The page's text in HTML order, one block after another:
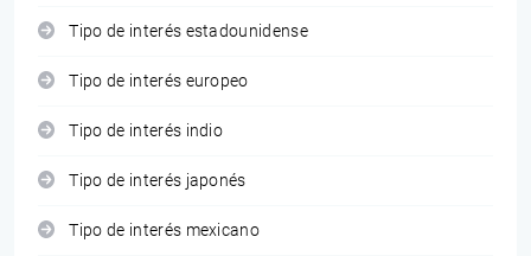
Tipo de interés estadounidense
Tipo de interés europeo
Tipo de interés indio
Tipo de interés japonés
Tipo de interés mexicano